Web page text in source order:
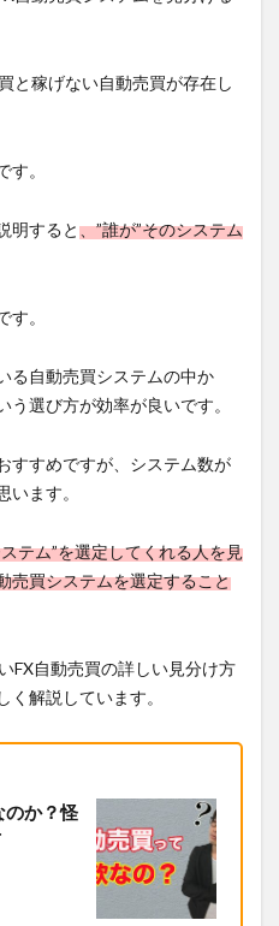
と稼げない自動売買が存在し
。
明すると、”誰が”そのシステム
。
る自動売買システムの中か
選び方が効率が良いです。
すすめですが、システム数が
ます。
テム”を選定してくれる人を見
売買システムを選定すること
FX自動売買の詳しい見分け方
解説しています。
のか？怪